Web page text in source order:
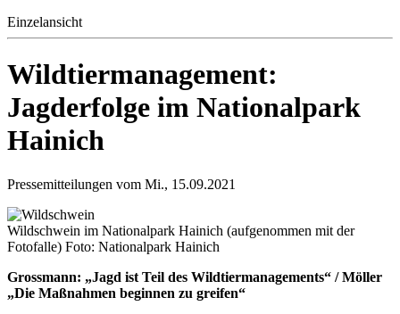
Einzelansicht
Wildtiermanagement:
Jagderfolge im Nationalpark
Hainich
Pressemitteilungen vom Mi., 15.09.2021
Wildschwein im Nationalpark Hainich (aufgenommen mit der
Fotofalle) Foto: Nationalpark Hainich
Grossmann: „Jagd ist Teil des Wildtiermanagements“ / Möller
„Die Maßnahmen beginnen zu greifen“